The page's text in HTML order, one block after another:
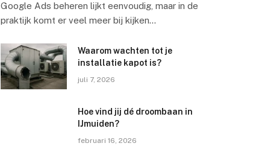
Google Ads beheren lijkt eenvoudig, maar in de
praktijk komt er veel meer bij kijken…
Waarom wachten tot je
installatie kapot is?
juli 7, 2026
Hoe vind jij dé droombaan in
IJmuiden?
februari 16, 2026